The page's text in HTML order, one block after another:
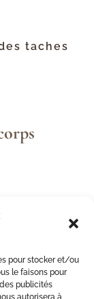
pour stocker et/ou
le faisons pour
publicités
autorisera à
taches